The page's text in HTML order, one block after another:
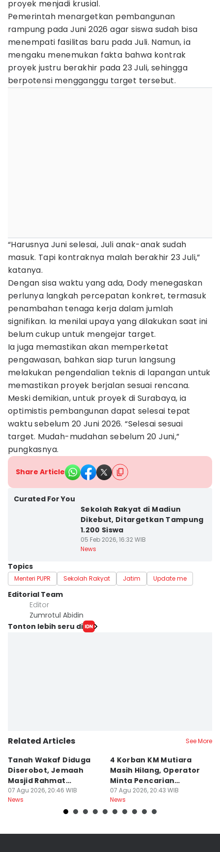
proyek menjadi krusial.
Pemerintah menargetkan pembangunan
rampung pada Juni 2026 agar siswa sudah bisa
menempati fasilitas baru pada Juli. Namun, ia
mengaku menemukan fakta bahwa kontrak
proyek justru berakhir pada 23 Juli, sehingga
berpotensi mengganggu target tersebut.
“Harusnya Juni selesai, Juli anak-anak sudah
masuk. Tapi kontraknya malah berakhir 23 Juli,”
katanya.
Dengan sisa waktu yang ada, Dody menegaskan
perlunya langkah percepatan konkret, termasuk
penambahan tenaga kerja dalam jumlah
signifikan. Ia menilai upaya yang dilakukan saat ini
belum cukup untuk mengejar target.
Ia juga memastikan akan memperketat
pengawasan, bahkan siap turun langsung
melakukan pengendalian teknis di lapangan untuk
memastikan proyek berjalan sesuai rencana.
Meski demikian, untuk proyek di Surabaya, ia
optimistis pembangunan dapat selesai tepat
waktu sebelum 20 Juni 2026. “Selesai sesuai
target. Mudah-mudahan sebelum 20 Juni,”
pungkasnya.
Share Article
Curated For You
Sekolah Rakyat di Madiun
Dikebut, Ditargetkan Tampung
1.200 Siswa
05 Feb 2026, 16:32 WIB
News
Topics
Menteri PUPR Sekolah Rakyat Jatim Update me
Editorial Team
Editor
Zumrotul Abidin
Tonton lebih seru di
Related Articles See More
Tanah Wakaf Diduga
Diserobot, Jemaah
Masjid Rahmat
Surabaya Protes
07 Agu 2026, 20:46 WIB
News
4 Korban KM Mutiara
Masih Hilang, Operator
Minta Pencarian
Dilanjut
07 Agu 2026, 20:43 WIB
News